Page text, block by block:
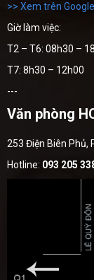
>> Xem trên
Giờ làm việc:
T2 – T6: 08h30 –
T7: 8h30 – 12h00
---
Văn phòng
253 Điện Biên Phủ,
Hotline: 093 205